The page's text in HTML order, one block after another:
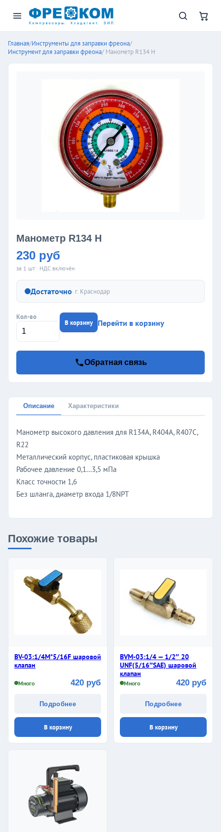
Главная/Инструменты для заправки фреона/
Инструмент для заправки фреона/ Манометр R134 H
Манометр R134 H
230 руб
за 1 шт · НДС включён
Достаточно· г. Краснодар
Кол-во
В корзину Перейти в корзину
Обратная связь
Описание Характеристики
Манометр высокого давления для R134A, R404A, R407С,
R22
Металлический корпус, пластиковая крышка
Рабочее давление 0,1...3,5 мПа
Класс точности 1,6
Без шланга, диаметр входа 1/8NPT
Похожие товары
BV-03:1/4M*5/16F шаровой
клапан
Много 420 руб
Подробнее
В корзину
BVM-03:1/4 — 1/2″ 20
UNF(5/16″SAE) шаровой
клапан
Много 420 руб
Подробнее
В корзину